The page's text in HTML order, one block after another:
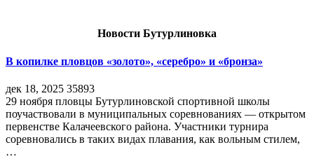
Новости Бутурлиновка
В копилке пловцов «золото», «серебро» и «бронза»
дек 18, 2025 35893
29 ноября пловцы Бутурлиновской спортивной школы
поучаствовали в муниципальных соревнованиях — открытом
первенстве Калачеевского района. Участники турнира
соревновались в таких видах плавания, как вольным стилем,
…